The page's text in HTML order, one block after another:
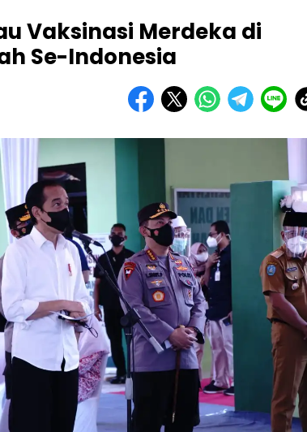
Vaksinasi Merdeka di
Se-Indonesia